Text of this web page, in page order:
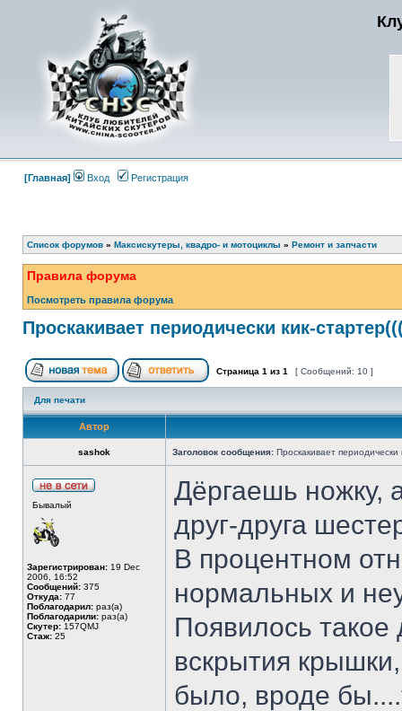
[Главная] Вход Регистрация
Список форумов » Максискутеры, квадро- и мотоциклы » Ремонт и запчасти
Правила форума
Посмотреть правила форума
Проскакивает периодически кик-
Страница 1 из 1 [ Сообщений: 10 ]
Для печати
Автор
sashok Заголовок сообщения: Проскакивает периодически
Бывалый
Зарегистрирован: 19 Dec
2006, 16:52
Сообщений: 375
Откуда: 77
Поблагодарил: раз(а)
Поблагодарили: раз(а)
Скутер: 157QMJ
Стаж: 25
Дёргаешь ножку,
друг-друга
В процентном
нормальных и
Появилось такое
вскрытия
было, вроде